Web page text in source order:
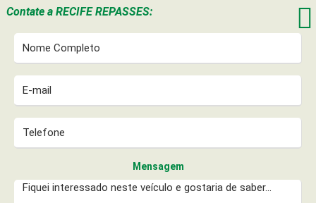
Contate a RECIFE REPASSES: 
Mensagem